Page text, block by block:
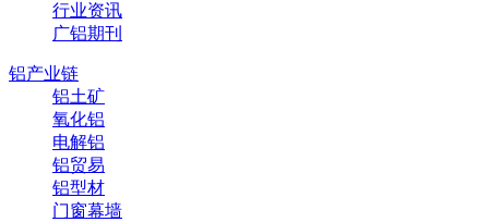
行业资讯
广铝期刊
铝产业链
铝土矿
氧化铝
电解铝
铝贸易
铝型材
门窗幕墙